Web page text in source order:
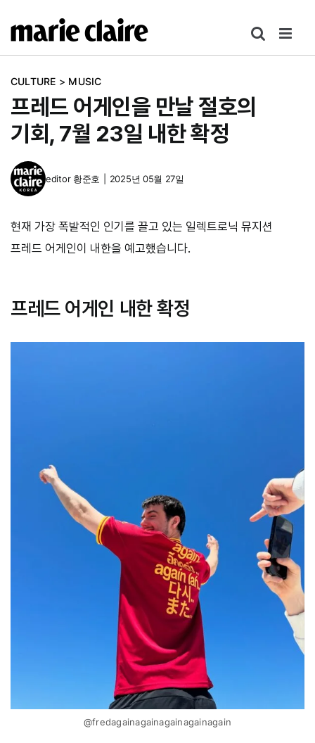
텐
건CULTURE > MUSIC
프레드 어게인을 만날 절호의
기회, 7월 23일 내한 확정
editor 황준호 2025년 05월 27일
현재 가장 폭발적인 인기를 끌고 있는 일렉트로닉 뮤지션
프레드 어게인이 내한을 예고했습니다.
프레드 어게인 내한 확정
@fredagainagainagainagainagain